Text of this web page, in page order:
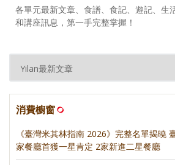
各單元最新文章、食譜、食記、遊記、生
和講座訊息，第一手完整掌握！
消費櫥窗
《臺灣米其林指南 2026》完整名單揭曉
家餐廳首獲一星肯定 2家新進二星餐廳